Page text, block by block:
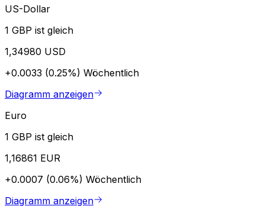
US-Dollar
1 GBP ist gleich
1,34980 USD
+0.0033 (0.25%) Wöchentlich
Diagramm anzeigen
Euro
1 GBP ist gleich
1,16861 EUR
+0.0007 (0.06%) Wöchentlich
Diagramm anzeigen